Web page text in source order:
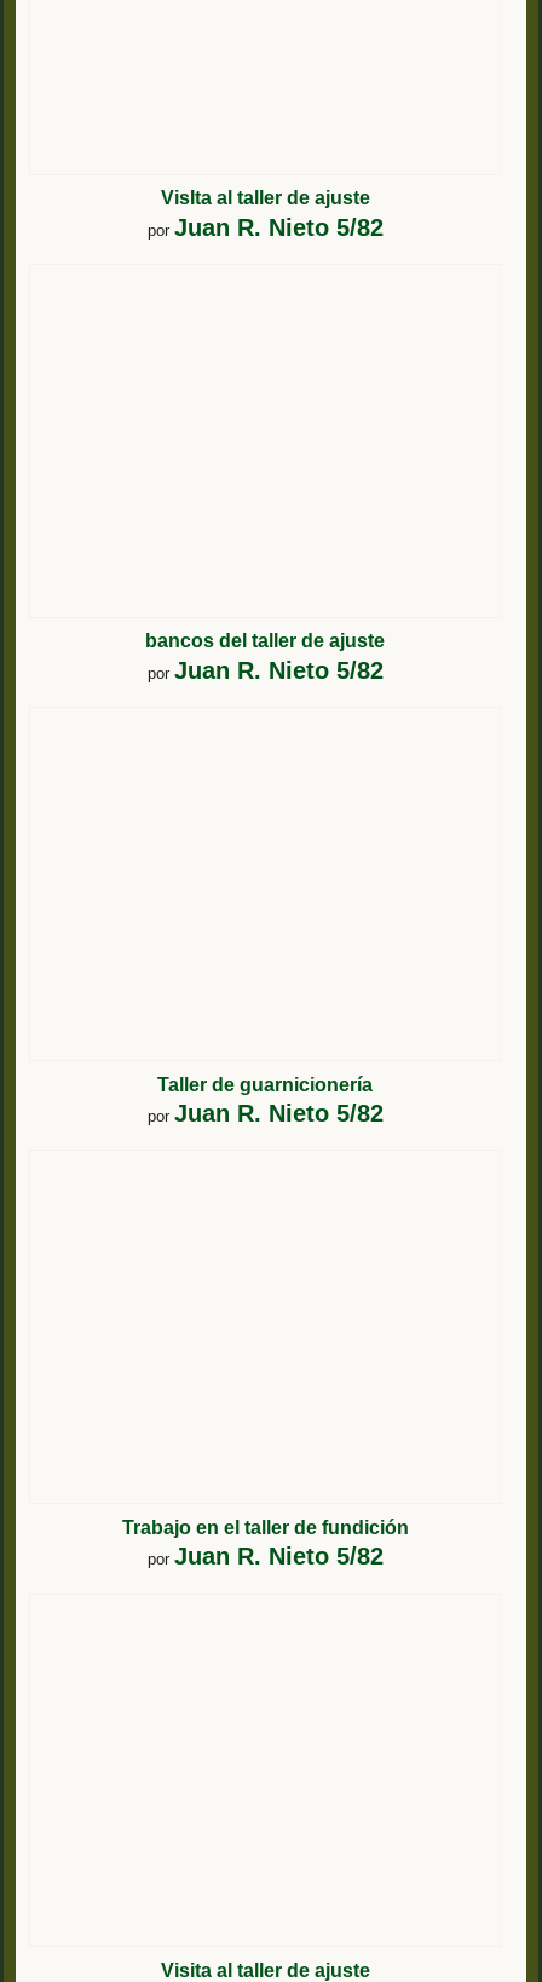
VisIta al taller de ajuste
por Juan R. Nieto 5/82
bancos del taller de ajuste
por Juan R. Nieto 5/82
Taller de guarnicionería
por Juan R. Nieto 5/82
Trabajo en el taller de fundición
por Juan R. Nieto 5/82
Visita al taller de ajuste